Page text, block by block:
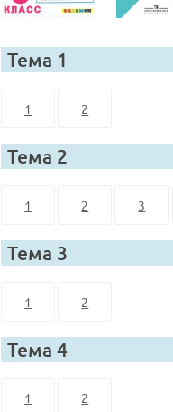
Тема 1
1 2
Тема 2
1 2 3
Тема 3
1 2
Тема 4
1 2